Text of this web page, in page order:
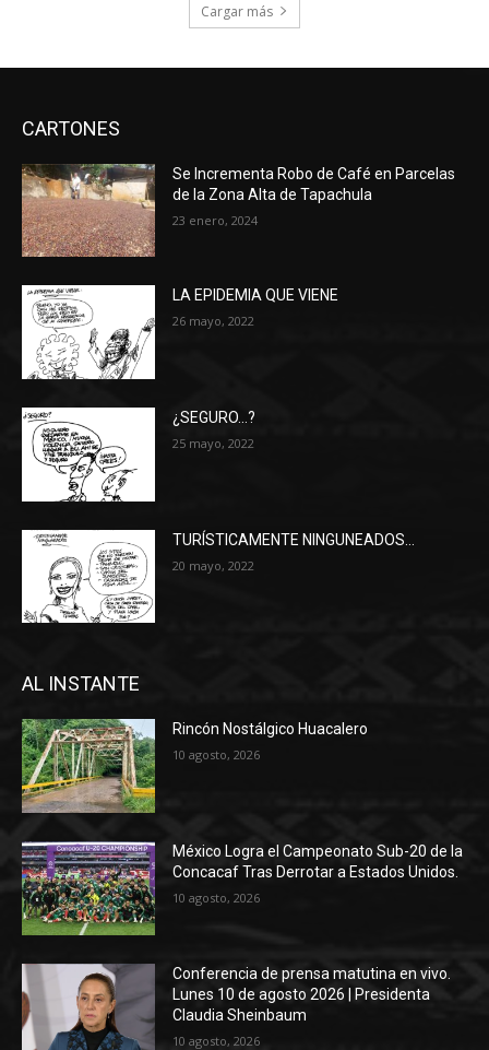
Cargar más
CARTONES
Se Incrementa Robo de Café en Parcelas
de la Zona Alta de Tapachula
23 enero, 2024
LA EPIDEMIA QUE VIENE
26 mayo, 2022
¿SEGURO…?
25 mayo, 2022
TURÍSTICAMENTE NINGUNEADOS…
20 mayo, 2022
AL INSTANTE
Rincón Nostálgico Huacalero
10 agosto, 2026
México Logra el Campeonato Sub-20 de la
Concacaf Tras Derrotar a Estados Unidos.
10 agosto, 2026
Conferencia de prensa matutina en vivo.
Lunes 10 de agosto 2026 | Presidenta
Claudia Sheinbaum
10 agosto, 2026